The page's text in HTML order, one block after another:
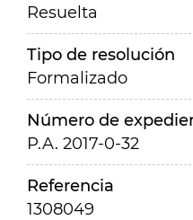
Resuelta
Tipo de resolución
Formalizado
Número de
P.A. 2017-0-32
Referencia
1308049